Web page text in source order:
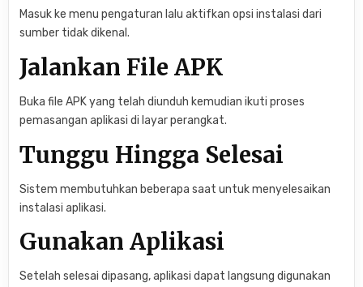
Masuk ke menu pengaturan lalu aktifkan opsi instalasi dari
sumber tidak dikenal.
Jalankan File APK
Buka file APK yang telah diunduh kemudian ikuti proses
pemasangan aplikasi di layar perangkat.
Tunggu Hingga Selesai
Sistem membutuhkan beberapa saat untuk menyelesaikan
instalasi aplikasi.
Gunakan Aplikasi
Setelah selesai dipasang, aplikasi dapat langsung digunakan